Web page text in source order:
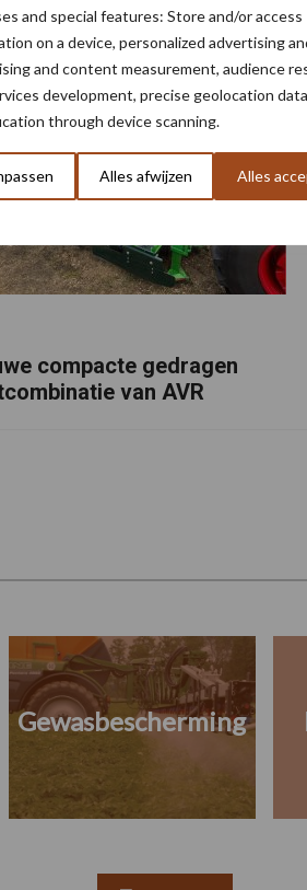
and special features: Store and/or access
on a device, personalized advertising
and content measurement, audience
development, precise geolocation
through device scanning.
Alles afwijzen Alles
compacte gedragen
van AVR
Gewasbescherming